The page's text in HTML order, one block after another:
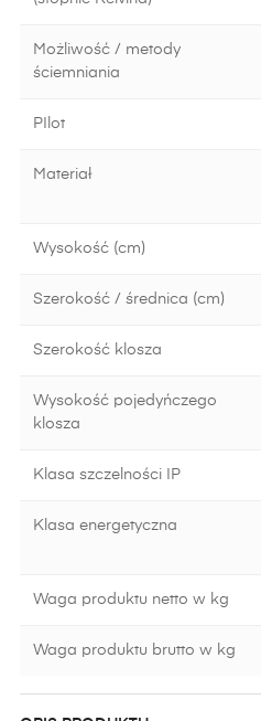
Możliwość / metody
ściemniania
PIlot
Materiał
Wysokość (cm)
Szerokość / średnica (cm)
Szerokość klosza
Wysokość pojedyńczego
klosza
Klasa szczelności IP
Klasa energetyczna
Waga produktu netto w kg
Waga produktu brutto w kg